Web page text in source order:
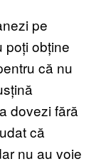
pe
poți obține
că nu
dovezi fără
că
nu au voie